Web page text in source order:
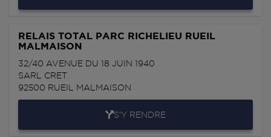
RELAIS TOTAL PARC RICHELIEU RUEIL
MALMAISON
32/40 AVENUE DU 18 JUIN 1940
SARL CRET
92500 RUEIL MALMAISON
S'Y RENDRE